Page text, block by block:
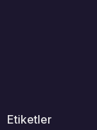
Etiketler